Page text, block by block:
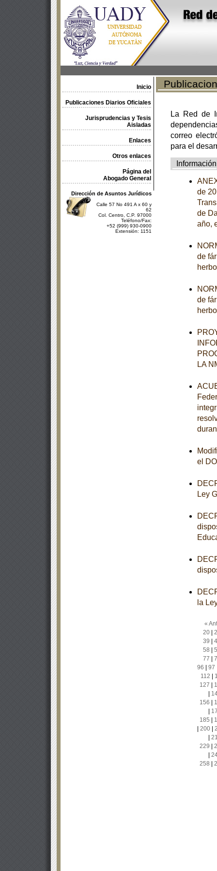
Inicio
Publicaciones Diarios Oficiales
Jurisprudencias y Tesis
Aisladas
Enlaces
Otros enlaces
Página del
Abogado General
Dirección de Asuntos Jurídicos
Calle 57 No 491 A x 60 y
62
Col. Centro, C.P. 97000
Teléfono/Fax:
+52 (999) 930-0900
Extensión: 1151
La Red de
correo
para el
Información
de
de
año,
de
de
LA
el
Ley
la
«
20|
39
58
77
96
97
112
127
156
185
200|
229
258